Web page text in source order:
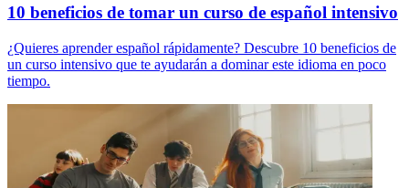
10 beneficios de tomar un curso de español intensivo
¿Quieres aprender español rápidamente? Descubre 10 beneficios de
un curso intensivo que te ayudarán a dominar este idioma en poco
tiempo.